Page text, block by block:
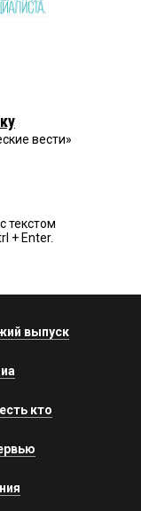
вести»
текстом
+ Enter.
выпуск
кто